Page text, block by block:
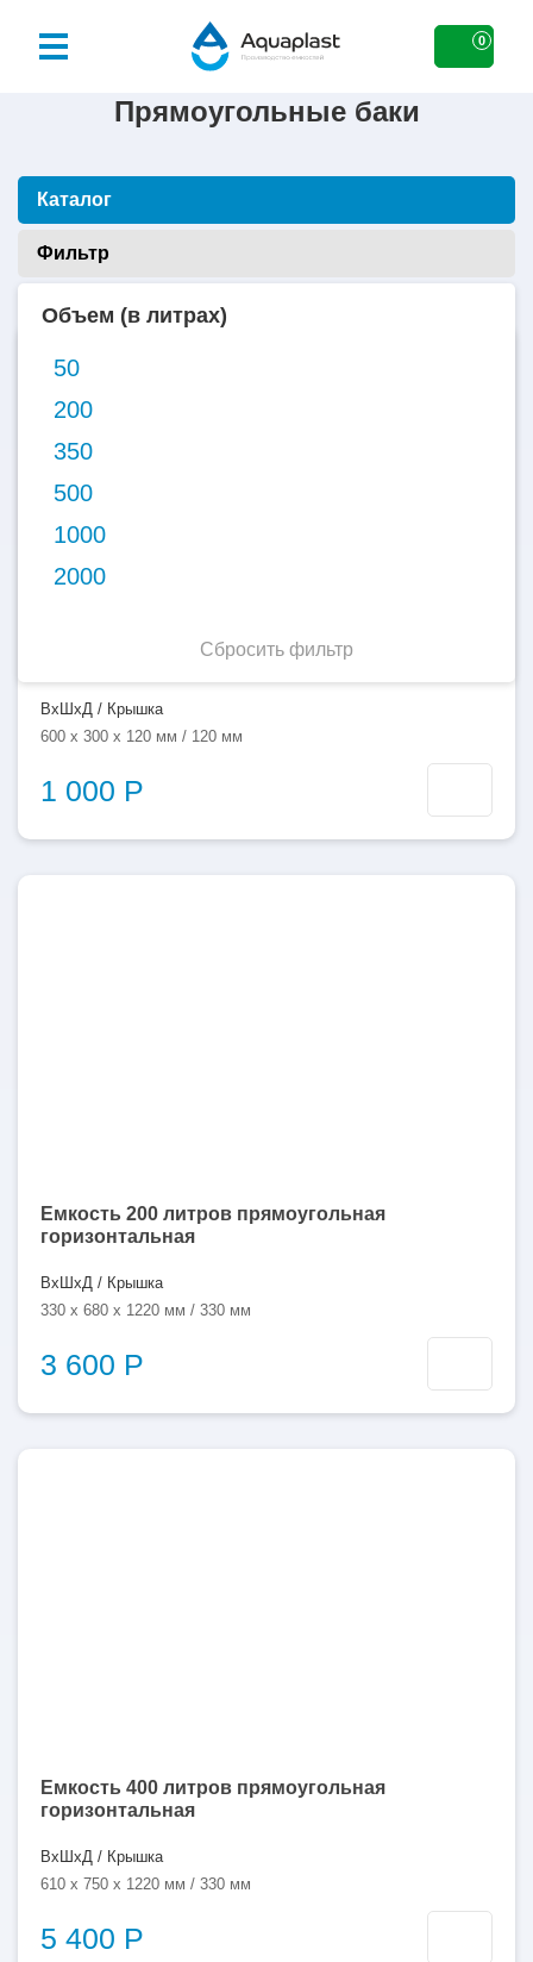
0
Прямоугольные баки
Каталог
Фильтр
Объем (в литрах)
50
200
350
500
1000
2000
Сбросить фильтр
Емкость 50 литров прямоугольная
ВхШхД / Крышка
600 x 300 x 120 мм / 120 мм
1 000 Р
Емкость 200 литров прямоугольная
горизонтальная
ВхШхД / Крышка
330 x 680 x 1220 мм / 330 мм
3 600 Р
Емкость 400 литров прямоугольная
горизонтальная
ВхШхД / Крышка
610 x 750 x 1220 мм / 330 мм
5 400 Р